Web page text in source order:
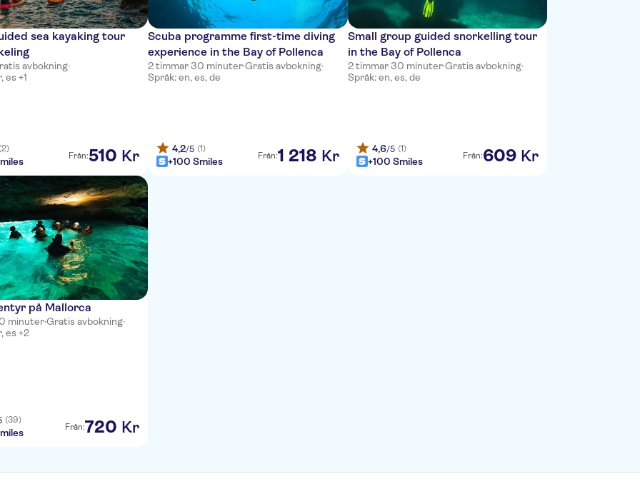
sea kayaking tour
avbokning·
es +1
(2)
Från:510 Kr
Scuba programme first-time diving
experience in the Bay of Pollenca
2 timmar 30 minuter·Gratis avbokning·
Språk: en, es, de
4,2/5 (1)
+100 Smiles Från:1 218 Kr
Small group guided snorkelling tour
in the Bay of Pollenca
2 timmar 30 minuter·Gratis avbokning·
Språk: en, es, de
4,6/5 (1)
+100 Smiles Från:609 Kr
på Mallorca
minuter·Gratis avbokning·
es +2
(39)
Från:720 Kr